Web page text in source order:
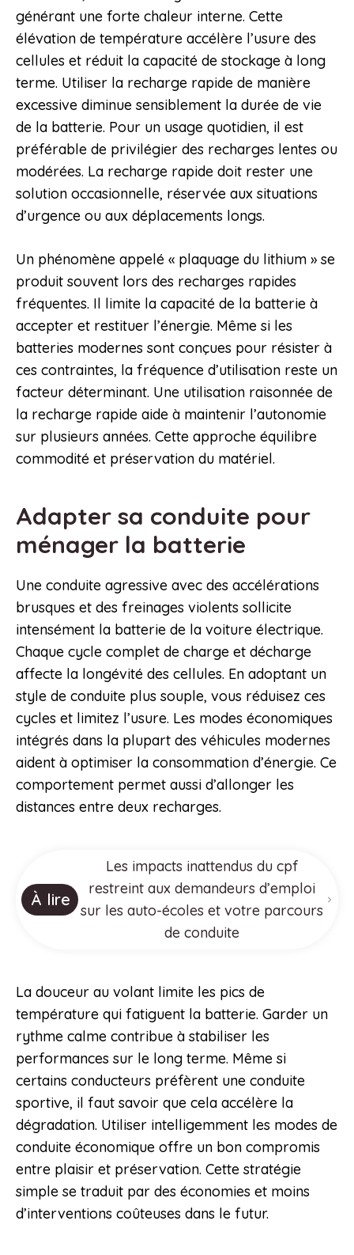
générant une forte chaleur interne. Cette
élévation de température accélère l’usure des
cellules et réduit la capacité de stockage à long
terme. Utiliser la recharge rapide de manière
excessive diminue sensiblement la durée de vie
de la batterie. Pour un usage quotidien, il est
préférable de privilégier des recharges lentes ou
modérées. La recharge rapide doit rester une
solution occasionnelle, réservée aux situations
d’urgence ou aux déplacements longs.
Un phénomène appelé « plaquage du lithium » se
produit souvent lors des recharges rapides
fréquentes. Il limite la capacité de la batterie à
accepter et restituer l’énergie. Même si les
batteries modernes sont conçues pour résister à
ces contraintes, la fréquence d’utilisation reste un
facteur déterminant. Une utilisation raisonnée de
la recharge rapide aide à maintenir l’autonomie
sur plusieurs années. Cette approche équilibre
commodité et préservation du matériel.
Adapter sa conduite pour
ménager la batterie
Une conduite agressive avec des accélérations
brusques et des freinages violents sollicite
intensément la batterie de la voiture électrique.
Chaque cycle complet de charge et décharge
affecte la longévité des cellules. En adoptant un
style de conduite plus souple, vous réduisez ces
cycles et limitez l’usure. Les modes économiques
intégrés dans la plupart des véhicules modernes
aident à optimiser la consommation d’énergie. Ce
comportement permet aussi d’allonger les
distances entre deux recharges.
À lire
Les impacts inattendus du cpf
restreint aux demandeurs d’emploi
sur les auto-écoles et votre parcours
de conduite
La douceur au volant limite les pics de
température qui fatiguent la batterie. Garder un
rythme calme contribue à stabiliser les
performances sur le long terme. Même si
certains conducteurs préfèrent une conduite
sportive, il faut savoir que cela accélère la
dégradation. Utiliser intelligemment les modes de
conduite économique offre un bon compromis
entre plaisir et préservation. Cette stratégie
simple se traduit par des économies et moins
d’interventions coûteuses dans le futur.